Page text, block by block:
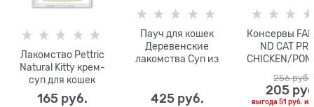
Лакомство Pettric
Natural Kitty крем-
суп для кошек
Тунец и спаржа
165 руб.
Пауч для кошек
Деревенские
лакомства Суп из
425 руб.
Консервы
ND CAT
CHICKEN/
кошек с
гранатом
256 руб.
205
выгода 51 руб.